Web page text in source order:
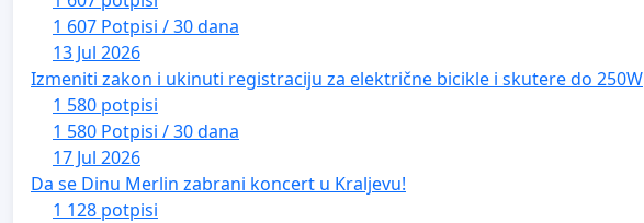
1 607 Potpisi / 30 dana
13 Jul 2026
Izmeniti zakon i ukinuti registraciju za električne bicikle i skutere do 250W
1 580 potpisi
1 580 Potpisi / 30 dana
17 Jul 2026
Da se Dinu Merlin zabrani koncert u Kraljevu!
1 128 potpisi